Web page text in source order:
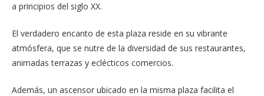
a principios del siglo XX.
El verdadero encanto de esta plaza reside en su vibrante
atmósfera, que se nutre de la diversidad de sus restaurantes,
animadas terrazas y eclécticos comercios.
Además, un ascensor ubicado en la misma plaza facilita el